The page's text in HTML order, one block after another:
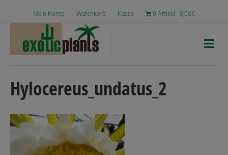
Mein Konto Warenkorb Kasse 0 Artikel 0,00€
N
a
Hylocereus_undatus_2